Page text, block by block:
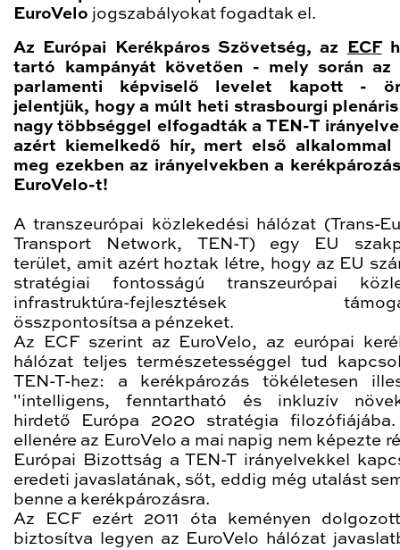
EuroVelo jogszabályokat fogadtak el.
Az Európai Kerékpáros Szövetség, az ECF
tartó kampányát követően - mely során az
parlamenti képviselő levelet kapott -
jelentjük, hogy a múlt heti strasbourgi
nagy többséggel elfogadták a TEN-T
azért kiemelkedő hír, mert első alkalommal
meg ezekben az irányelvekben a
EuroVelo-t!
A transzeurópai közlekedési hálózat (Trans-
Transport Network, TEN-T) egy EU
terület, amit azért hoztak létre, hogy az EU
stratégiai fontosságú transzeurópai
infrastruktúra-fejlesztések
összpontosítsa a pénzeket.
Az ECF szerint az EuroVelo, az európai
hálózat teljes természetességgel tud
TEN-T-hez: a kerékpározás tökéletesen
"intelligens, fenntartható és inkluzív
hirdető Európa 2020 stratégia filozófiájába.
ellenére az EuroVelo a mai napig nem képezte
Európai Bizottság a TEN-T irányelvekkel
eredeti javaslatának, sőt, eddig még utalást
benne a kerékpározásra.
Az ECF ezért 2011 óta keményen
biztosítva legyen az EuroVelo hálózat